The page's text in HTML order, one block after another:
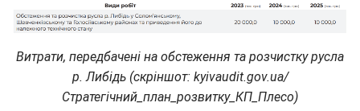
Витрати, передбачені на обстеження та розчистку русла
р. Либідь (скріншот: kyivaudit.gov.ua/
Стратегічний_план_розвитку_КП_Плесо)